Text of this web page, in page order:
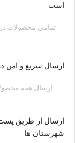
است
تمامی محصولات
ارسال سریع و امن
ارسال همه
ارسال از طریق پست
شهرستان ها